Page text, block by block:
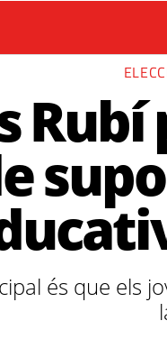
és que els